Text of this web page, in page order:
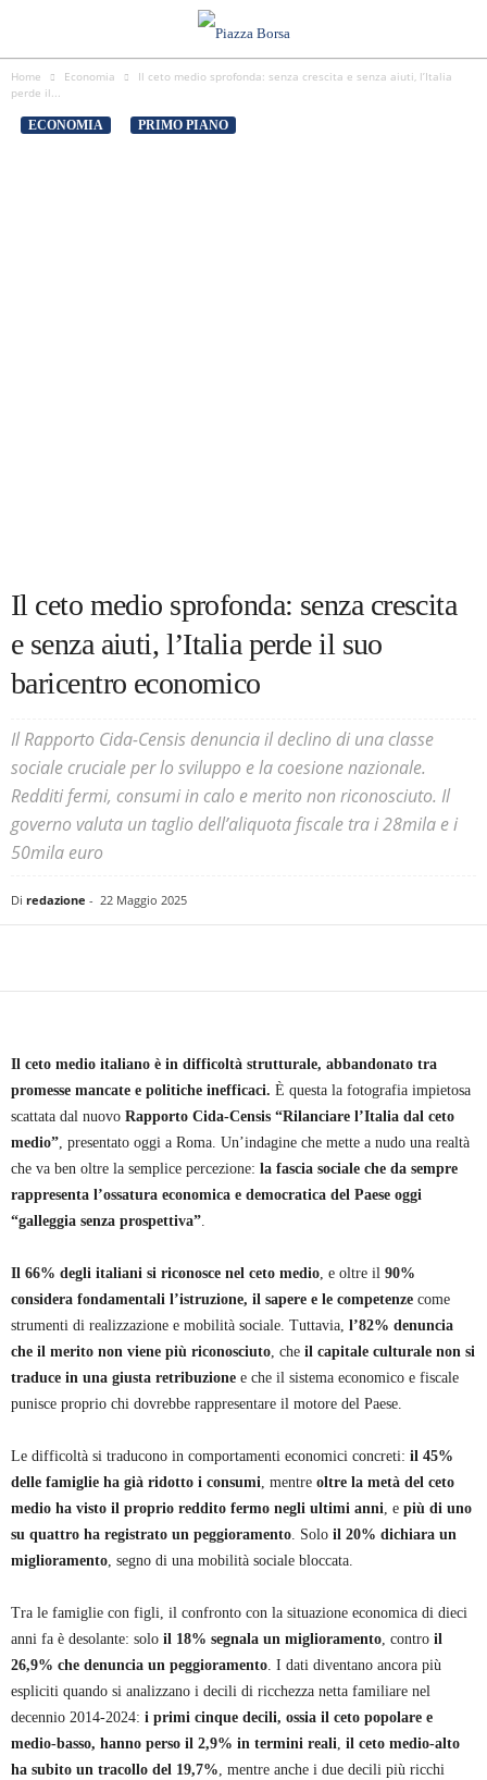
Home Economia
Il ceto medio sprofonda: senza crescita e senza aiuti, l’Italia
perde il...
ECONOMIA PRIMO PIANO
Il ceto medio sprofonda: senza crescita
e senza aiuti, l’Italia perde il suo
baricentro economico
Il Rapporto Cida-Censis denuncia il declino di una classe
sociale cruciale per lo sviluppo e la coesione nazionale.
Redditi fermi, consumi in calo e merito non riconosciuto. Il
governo valuta un taglio dell’aliquota fiscale tra i 28mila e i
50mila euro
Di redazione - 22 Maggio 2025
Il ceto medio italiano è in difficoltà strutturale, abbandonato tra
promesse mancate e politiche inefficaci. È questa la fotografia impietosa
scattata dal nuovo Rapporto Cida-Censis “Rilanciare l’Italia dal ceto
medio”, presentato oggi a Roma. Un’indagine che mette a nudo una realtà
che va ben oltre la semplice percezione: la fascia sociale che da sempre
rappresenta l’ossatura economica e democratica del Paese oggi
“galleggia senza prospettiva”.
Il 66% degli italiani si riconosce nel ceto medio, e oltre il 90%
considera fondamentali l’istruzione, il sapere e le competenze come
strumenti di realizzazione e mobilità sociale. Tuttavia, l’82% denuncia
che il merito non viene più riconosciuto, che il capitale culturale non si
traduce in una giusta retribuzione e che il sistema economico e fiscale
punisce proprio chi dovrebbe rappresentare il motore del Paese.
Le difficoltà si traducono in comportamenti economici concreti: il 45%
delle famiglie ha già ridotto i consumi, mentre oltre la metà del ceto
medio ha visto il proprio reddito fermo negli ultimi anni, e più di uno
su quattro ha registrato un peggioramento. Solo il 20% dichiara un
miglioramento, segno di una mobilità sociale bloccata.
Tra le famiglie con figli, il confronto con la situazione economica di dieci
anni fa è desolante: solo il 18% segnala un miglioramento, contro il
26,9% che denuncia un peggioramento. I dati diventano ancora più
espliciti quando si analizzano i decili di ricchezza netta familiare nel
decennio 2014-2024: i primi cinque decili, ossia il ceto popolare e
medio-basso, hanno perso il 2,9% in termini reali, il ceto medio-alto
ha subito un tracollo del 19,7%, mentre anche i due decili più ricchi